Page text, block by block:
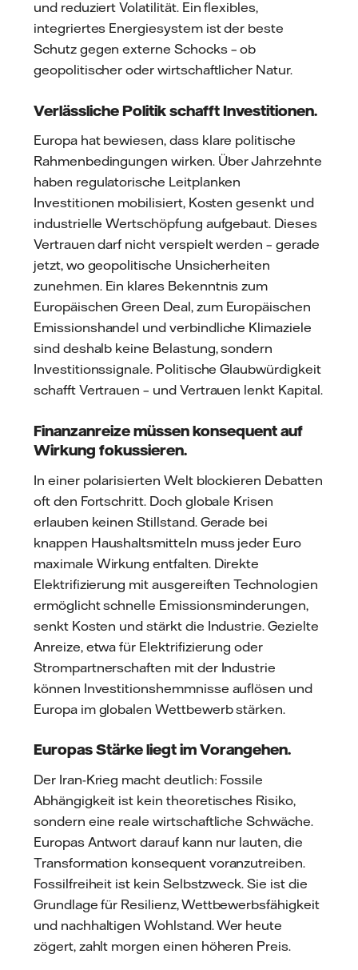
und reduziert Volatilität. Ein flexibles,
integriertes Energiesystem ist der beste
Schutz gegen externe Schocks – ob
geopolitischer oder wirtschaftlicher Natur.
Verlässliche Politik schafft Investitionen.
Europa hat bewiesen, dass klare politische
Rahmenbedingungen wirken. Über Jahrzehnte
haben regulatorische Leitplanken
Investitionen mobilisiert, Kosten gesenkt und
industrielle Wertschöpfung aufgebaut. Dieses
Vertrauen darf nicht verspielt werden – gerade
jetzt, wo geopolitische Unsicherheiten
zunehmen. Ein klares Bekenntnis zum
Europäischen Green Deal, zum Europäischen
Emissionshandel und verbindliche Klimaziele
sind deshalb keine Belastung, sondern
Investitionssignale. Politische Glaubwürdigkeit
schafft Vertrauen – und Vertrauen lenkt Kapital.
Finanzanreize müssen konsequent auf
Wirkung fokussieren.
In einer polarisierten Welt blockieren Debatten
oft den Fortschritt. Doch globale Krisen
erlauben keinen Stillstand. Gerade bei
knappen Haushaltsmitteln muss jeder Euro
maximale Wirkung entfalten. Direkte
Elektrifizierung mit ausgereiften Technologien
ermöglicht schnelle Emissionsminderungen,
senkt Kosten und stärkt die Industrie. Gezielte
Anreize, etwa für Elektrifizierung oder
Strompartnerschaften mit der Industrie
können Investitionshemmnisse auflösen und
Europa im globalen Wettbewerb stärken.
Europas Stärke liegt im Vorangehen.
Der Iran-Krieg macht deutlich: Fossile
Abhängigkeit ist kein theoretisches Risiko,
sondern eine reale wirtschaftliche Schwäche.
Europas Antwort darauf kann nur lauten, die
Transformation konsequent voranzutreiben.
Fossilfreiheit ist kein Selbstzweck. Sie ist die
Grundlage für Resilienz, Wettbewerbsfähigkeit
und nachhaltigen Wohlstand. Wer heute
zögert, zahlt morgen einen höheren Preis.